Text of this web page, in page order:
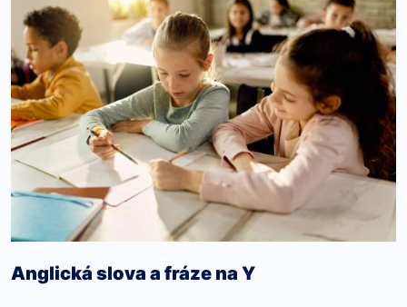
Anglická slova a fráze na Y